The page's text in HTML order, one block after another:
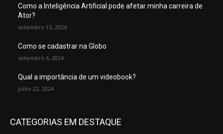
Como a Inteligência Artificial pode afetar minha carreira de
Ator?
setembro 15, 2024
Como se cadastrar na Globo
setembro 6, 2024
Qual a importância de um videobook?
julho 22, 2024
CATEGORIAS EM DESTAQUE